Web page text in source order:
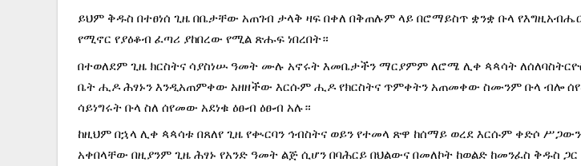
ይህም ቅዱስ በተፀነሰ ጊዜ በቤታቸው አጠገብ ታላቅ ዛፍ በቀለ በቅጠሉም ላይ በሮማይስጥ ቋንቋ ቡላ
የሚኖር የያዕቆብ ፈጣሪ ያከበረው የሚል ጽሑፍ ነበረበት።
በተወለደም ጊዜ ክርስትና ሳያስነሡ ዓመት ሙሉ አኖሩት እመቤታችን ማርያምም ለሮሜ ሊቀ ጳጳሳት
ቤት ሒዶ ሕፃኑን እንዲአጠምቀው አዘዘችው እርሱም ሒዶ የክርስትና ጥምቀትን አጠመቀው ስሙንም ቡላ ብሎ
ሳይነግሩት ቡላ ስለ ሰየመው አደነቁ ዕፁብ ዕፁብ አሉ።
ከዚህም በኋላ ሊቀ ጳጳሳቱ በጸለየ ጊዜ የቊርባን ኅብስትና ወይን የተመላ ጽዋ ከሰማይ ወረደ እርሱም ቀድሶ
አቀበላቸው በዚያንም ጊዜ ሕፃኑ የአንድ ዓመት ልጅ ሲሆን በባሕርይ በህልውና በመለኮት ከወልድ ከመንፈስ ቅዱስ ጋር